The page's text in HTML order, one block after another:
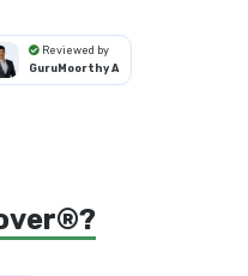
Reviewed by
GuruMoorthy A